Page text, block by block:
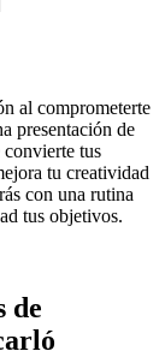
al comprometerte
presentación de
convierte tus
tu creatividad
con una rutina
tus objetivos.
de